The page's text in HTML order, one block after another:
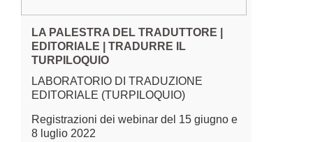
LA PALESTRA DEL TRADUTTORE |
EDITORIALE | TRADURRE IL
TURPILOQUIO
LABORATORIO DI TRADUZIONE
EDITORIALE (TURPILOQUIO)
Registrazioni dei webinar del 15 giugno e
8 luglio 2022